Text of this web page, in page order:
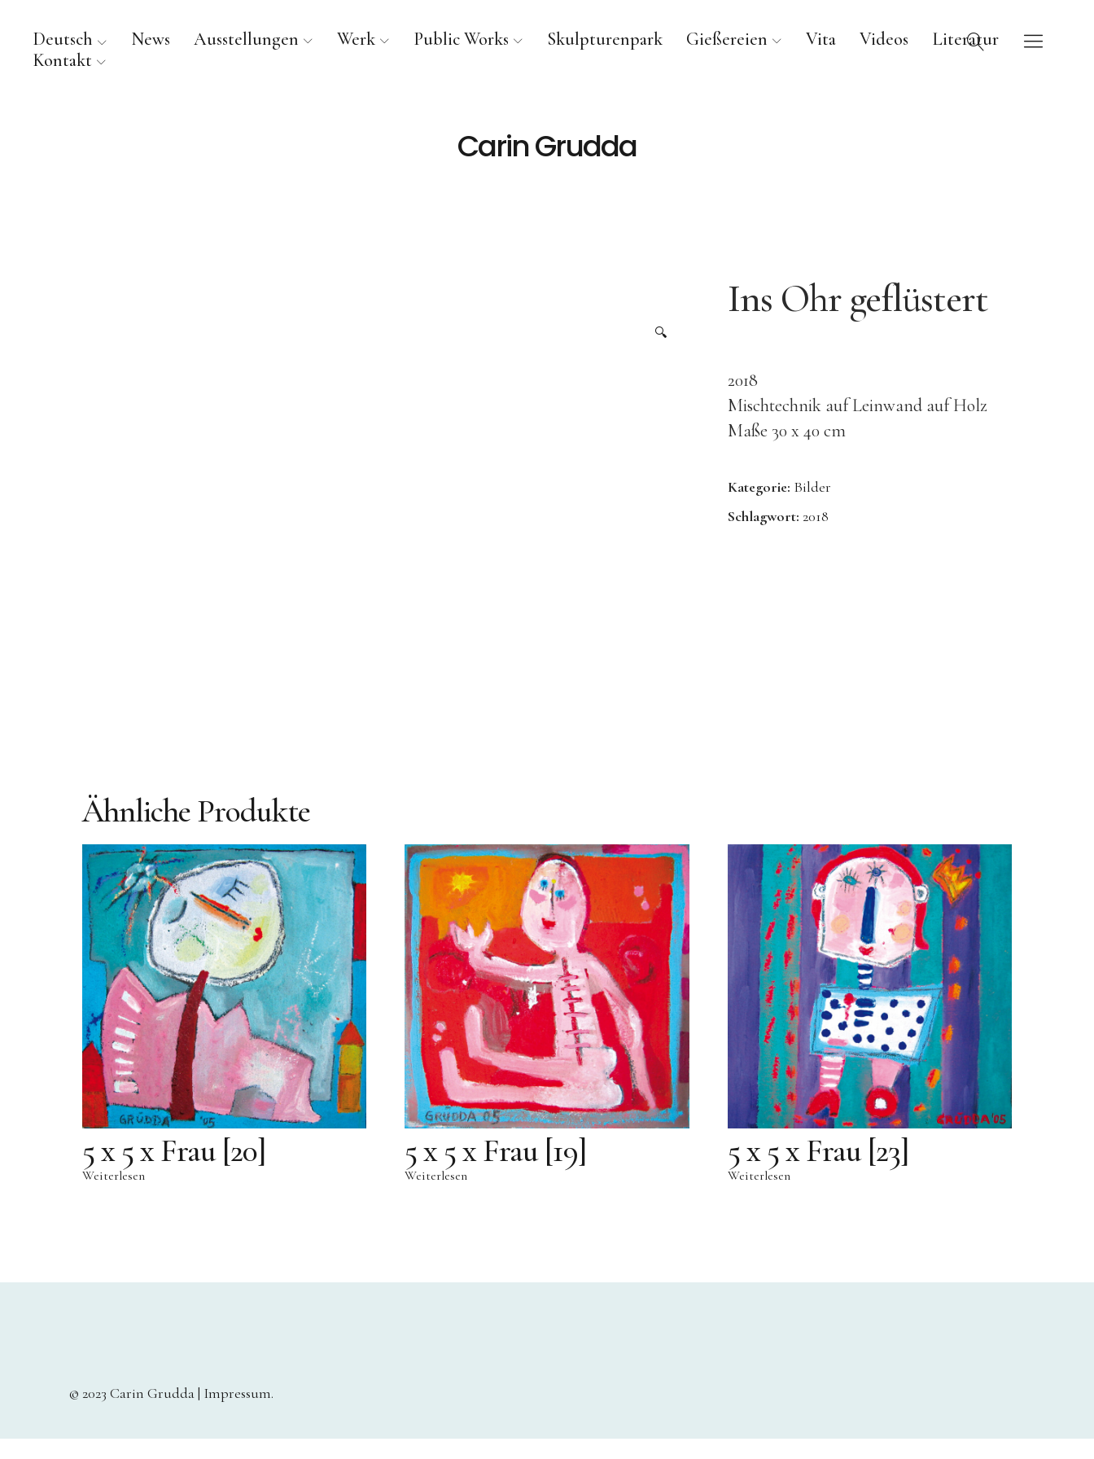
Deutsch News Ausstellungen Werk Public Works Skulpturenpark Gießereien Vita Videos
Literatur
Kontakt
Carin Grudda
🔍
Ins Ohr geflüstert
2018
Mischtechnik auf Leinwand auf Holz
Maße 30 x 40 cm
Kategorie: Bilder
Schlagwort: 2018
Ähnliche Produkte
5 x 5 x Frau [20]
Weiterlesen
5 x 5 x Frau [19]
Weiterlesen
5 x 5 x Frau [23]
Weiterlesen
© 2023 Carin Grudda | Impressum